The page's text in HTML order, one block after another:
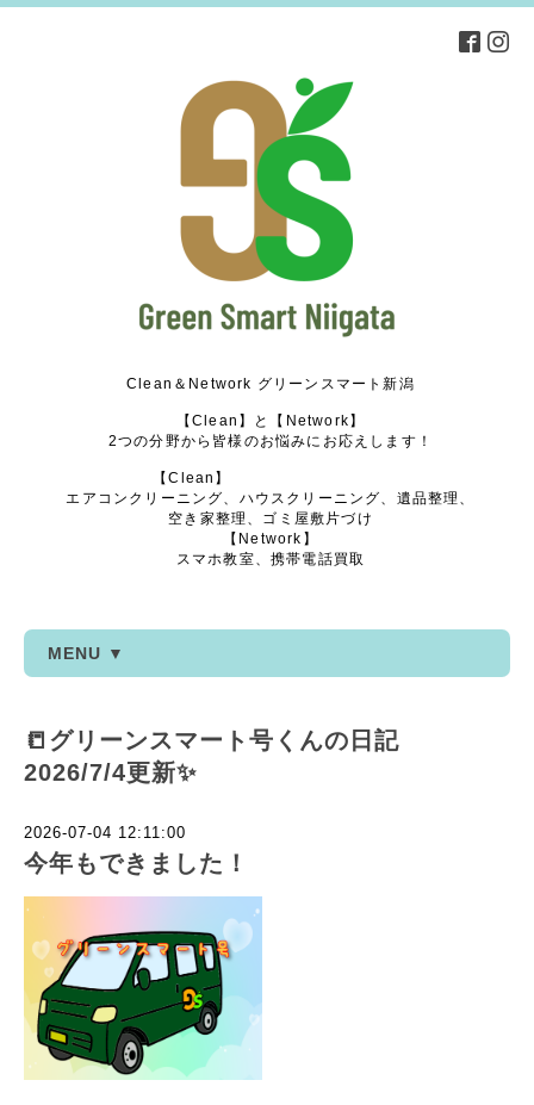
Clean＆Network グリーンスマート新潟
【Clean】と【Network】
2つの分野から皆様のお悩みにお応えします！
【Clean】
エアコンクリーニング、ハウスクリーニング、遺品整理、
空き家整理、ゴミ屋敷片づけ
【Network】
スマホ教室、携帯電話買取
MENU ▼
📒グリーンスマート号くんの日記
2026/7/4更新✨
2026-07-04 12:11:00
今年もできました！